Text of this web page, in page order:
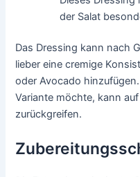
der Salat
Das Dressing kann nach
lieber eine cremige
oder Avocado
Variante möchte, kann
zurückgreifen.